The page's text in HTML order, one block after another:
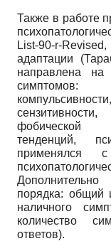
Также в работе
List-90-r-
адаптации
направлена на
симптомов:
фобической
тенденций,
применялся
порядка: общий
наличного
количество
ответов).